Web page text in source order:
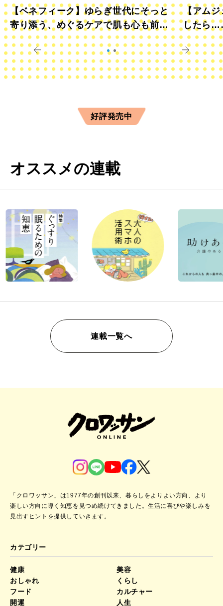
【ベネフィーク】ゆらぎ世代にそっと
寄り添う、めぐるケアで肌も心も前向
きに
【アムジ
したら
すか？
好評発売中
オススメの連載
連載一覧へ
「クロワッサン」は1977年の創刊以来、暮らしをよりよい方向、より
楽しい方向に導く知恵を見つめ続けてきました。生活に喜びや楽しみを
見出すヒントを提供していきます。
カテゴリー
健康
美容
おしゃれ
くらし
フード
カルチャー
開運
人生